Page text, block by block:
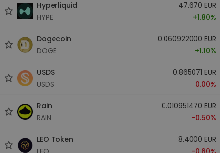
Hyperliquid
HYPE
47.670 EUR
+1.80%
Dogecoin
DOGE
0.060922000 EUR
+1.10%
USDS
USDS
0.865071 EUR
0.00%
Rain
RAIN
0.010951470 EUR
-0.50%
LEO Token
LEO
8.4000 EUR
-0.60%